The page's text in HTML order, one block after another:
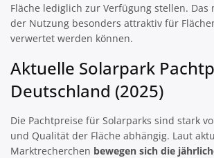
Fläche lediglich zur Verfügung stellen. Das
der Nutzung besonders attraktiv für
verwertet werden können.
Aktuelle Solarpark
Deutschland (2025)
Die Pachtpreise für Solarparks sind stark
und Qualität der Fläche abhängig. Laut
Marktrecherchen bewegen sich die